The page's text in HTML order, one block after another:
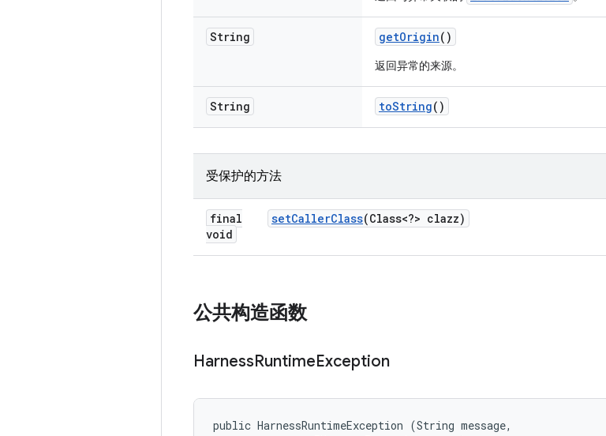
String getOrigin()
返回异常的来源。
String toString()
受保护的方法
final
void
setCallerClass(Class<?> clazz)
公共构造函数
HarnessRuntimeException
public HarnessRuntimeException (String message,